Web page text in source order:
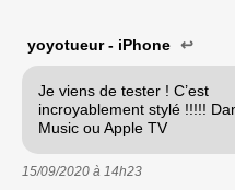
yoyotueur - iPhone ↩
Je viens de tester ! C’est
incroyablement stylé !!!!!
Music ou Apple TV
15/09/2020 à 14h23